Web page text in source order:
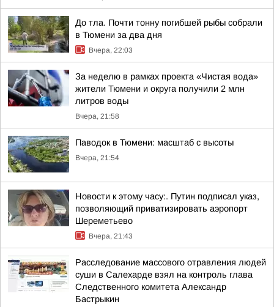
До тла. Почти тонну погибшей рыбы собрали
в Тюмени за два дня
Вчера, 22:03
За неделю в рамках проекта «Чистая вода»
жители Тюмени и округа получили 2 млн
литров воды
Вчера, 21:58
Паводок в Тюмени: масштаб с высоты
Вчера, 21:54
Новости к этому часу:. Путин подписал указ,
позволяющий приватизировать аэропорт
Шереметьево
Вчера, 21:43
Расследование массового отравления людей
суши в Салехарде взял на контроль глава
Следственного комитета Александр
Бастрыкин